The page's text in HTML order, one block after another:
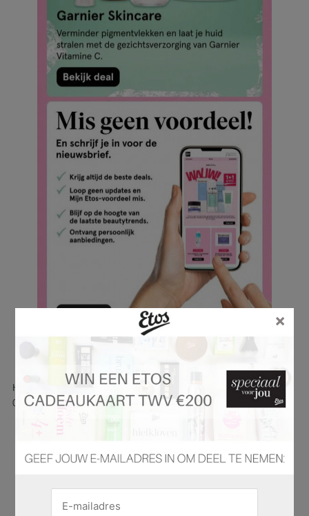
Hier is pagina 36 van 71 pagina's van de Etos folder, geldig van
03.02.2025 tot 09.02.2025.
×